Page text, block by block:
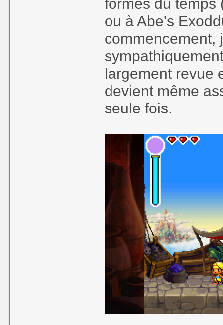
formes du temps
ou à Abe's
commencement,
largement revue
devient même
seule fois.